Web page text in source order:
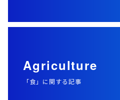
Agriculture
「食」に関する記事